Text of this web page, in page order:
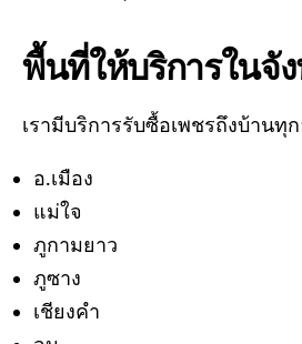
พื้นที่ให้บริการในจั
เรามีบริการรับซื้อเพชรถึงบ้านทุ
อ.เมือง
แม่ใจ
ภูกามยาว
ภูซาง
เชียงคำ